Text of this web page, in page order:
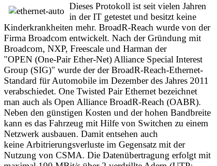
Dieses Protokoll ist seit vielen Jahren
in der IT getestet und besitzt keine
Kinderkrankheiten mehr. BroadR-Reach wurde von der
Firma Broadcom entwickelt. Nach der Gründung mit
Broadcom, NXP, Freescale und Harman der
"OPEN (One-Pair Ether-Net) Alliance Special Interest
Group (SIG)" wurde der der BroadR-Reach-Ethernet-
Standard für Automobile im Dezember des Jahres 2011
verabschiedet. One Twisted Pair Ethernet bezeichnet
man auch als Open Alliance BroadR-Reach (OABR).
Neben den günstigen Kosten und der hohen Bandbreite
kann es das Fahrzeug mit Hilfe von Switchen zu einem
Netzwerk ausbauen. Damit entsehen auch
keine Arbitrierungsverluste im Gegensatz mit der
Nutzung von CSMA. Die Datenübertragung erfolgt mit